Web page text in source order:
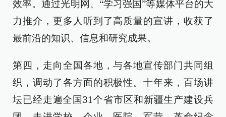
效率。通过光明网、“学习强国”等媒体平台的大
力推介，更多人听到了高质量的宣讲，收获了
最前沿的知识、信息和研究成果。
第四，走向全国各地，与各地宣传部门共同组
织，调动了各方面的积极性。十年来，百场讲
坛已经走遍全国31个省市区和新疆生产建设兵